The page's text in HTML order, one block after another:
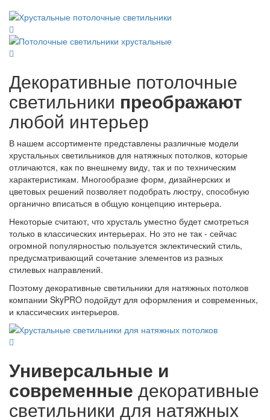
Декоративные потолочные
светильники преображают
любой интерьер
В нашем ассортименте представлены различные модели
хрустальных светильников для натяжных потолков, которые
отличаются, как по внешнему виду, так и по техническим
характеристикам. Многообразие форм, дизайнерских и
цветовых решений позволяет подобрать люстру, способную
органично вписаться в общую концепцию интерьера.
Некоторые считают, что хрусталь уместно будет смотреться
только в классических интерьерах. Но это не так - сейчас
огромной популярностью пользуется эклектический стиль,
предусматривающий сочетание элементов из разных
стилевых направлений.
Поэтому декоративные светильники для натяжных потолков
компании SkyPRO подойдут для оформления и современных,
и классических интерьеров.
Универсальные и
современные декоративные
светильники для натяжных